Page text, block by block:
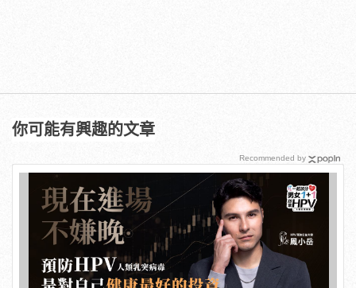
你可能有興趣的文章
Recommended by